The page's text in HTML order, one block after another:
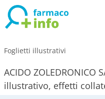
Foglietti illustrativi
ACIDO ZOLEDRONICO
illustrativo, effetti